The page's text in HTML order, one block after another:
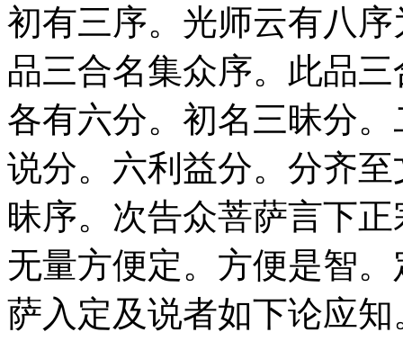
初有三序。光师云有八
品三合名集众序。此品
各有六分。初名三昧分
说分。六利益分。分齐
昧序。次告众菩萨言下
无量方便定。方便是智
萨入定及说者如下论应